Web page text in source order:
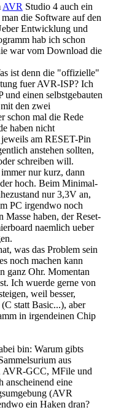
AVR Studio 4 auch ein
die Software auf den
Entwicklung und
hab ich schon
war vom Download die
ist denn die "offizielle"
fuer AVR-ISP? Ich
und einen selbstgebauten
den zwei
schon mal die Rede
haben nicht
am RESET-Pin
anstehen sollten,
schreiben will.
nur kurz, dann
hoch. Beim Minimal-
nur 3,3V an,
PC irgendwo noch
Masse haben, der Reset-
naemlich ueber
was das Problem sein
noch machen kann
ganz Ohr. Momentan
Ich wuerde gerne von
weil besser,
statt Basic...), aber
in irgendeinen Chip
bin: Warum gibts
aus
AVR-GCC, MFile und
anscheinend eine
(AVR
ein Haken dran?